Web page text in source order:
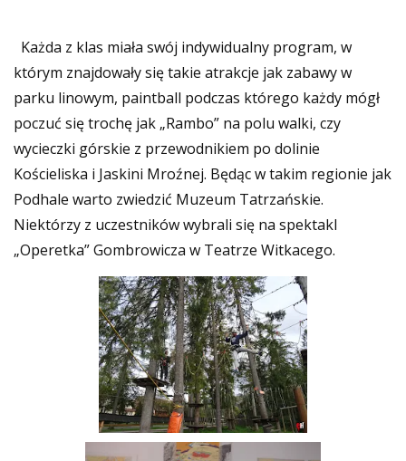
Każda z klas miała swój indywidualny program, w
którym znajdowały się takie atrakcje jak zabawy w
parku linowym, paintball podczas którego każdy mógł
poczuć się trochę jak „Rambo” na polu walki, czy
wycieczki górskie z przewodnikiem po dolinie
Kościeliska i Jaskini Mroźnej. Będąc w takim regionie jak
Podhale warto zwiedzić Muzeum Tatrzańskie.
Niektórzy z uczestników wybrali się na spektakl
„Operetka” Gombrowicza w Teatrze Witkacego.